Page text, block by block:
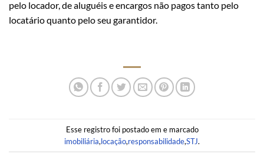
pelo locador, de aluguéis e encargos não pagos tanto pelo
locatário quanto pelo seu garantidor.
Esse registro foi postado em e marcado
imobiliária,locação,responsabilidade,STJ.